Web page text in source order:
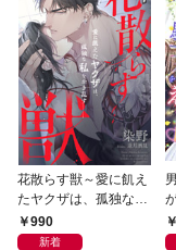
花散らす獣～愛に飢え
たヤクザは、孤独な私
をかき乱す～
990
新着